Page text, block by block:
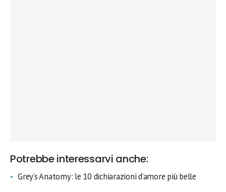
Potrebbe interessarvi anche:
Grey’s Anatomy: le 10 dichiarazioni d’amore più belle